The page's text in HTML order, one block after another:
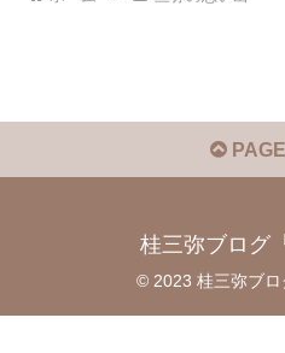
桂三弥ブログ
© 2023 桂三弥ブロ